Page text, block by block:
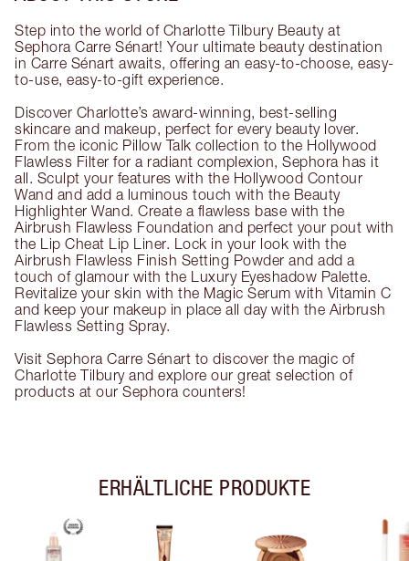
Step into the world of Charlotte Tilbury Beauty at
Sephora Carre Sénart! Your ultimate beauty destination
in Carre Sénart awaits, offering an easy-to-choose, easy-
to-use, easy-to-gift experience.
Discover Charlotte’s award-winning, best-selling
skincare and makeup, perfect for every beauty lover.
From the iconic Pillow Talk collection to the Hollywood
Flawless Filter for a radiant complexion, Sephora has it
all. Sculpt your features with the Hollywood Contour
Wand and add a luminous touch with the Beauty
Highlighter Wand. Create a flawless base with the
Airbrush Flawless Foundation and perfect your pout with
the Lip Cheat Lip Liner. Lock in your look with the
Airbrush Flawless Finish Setting Powder and add a
touch of glamour with the Luxury Eyeshadow Palette.
Revitalize your skin with the Magic Serum with Vitamin C
and keep your makeup in place all day with the Airbrush
Flawless Setting Spray.
Visit Sephora Carre Sénart to discover the magic of
Charlotte Tilbury and explore our great selection of
products at our Sephora counters!
ERHÄLTLICHE PRODUKTE